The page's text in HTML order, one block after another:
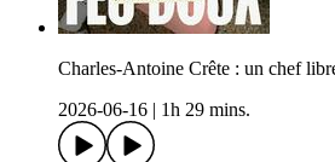
Charles-Antoine Crête : un chef
2026-06-16
1h 29 mins.